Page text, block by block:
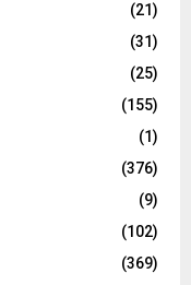
(21)
(31)
(25)
(155)
(1)
(376)
(9)
(102)
(369)